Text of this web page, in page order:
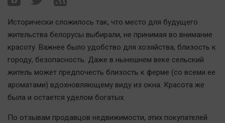
Наша победа
Общество
Политика
Экономика
Здоровье
Исторически сложилось так, что место для будущего
жительства белорусы выбирали, не принимая во внимание
красоту. Важнее было удобство для хозяйства, близость к
городу, безопасность. Даже в нынешнем веке сельский
житель может предпочесть близость к ферме (со всеми ее
ароматами) вдохновляющему виду из окна. Красота же
была и остается уделом богатых.
По отзывам продавцов недвижимости, этих покупателей